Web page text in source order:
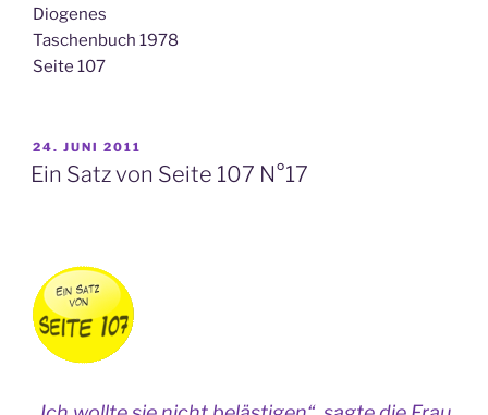
Diogenes
Taschenbuch 1978
Seite 107
VERÖFFENTLICHT
AM
24. JUNI 2011
Ein Satz von Seite 107 N°17